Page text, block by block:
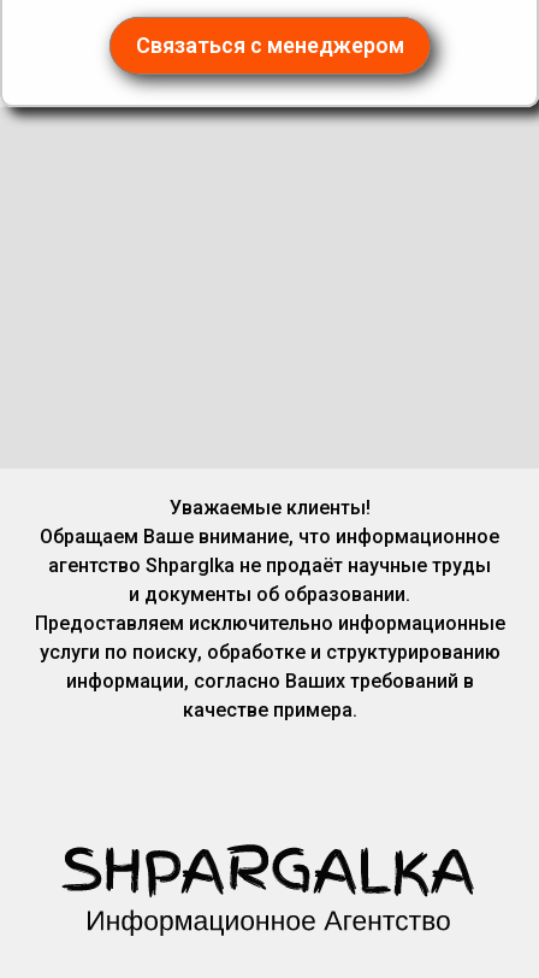
Связаться с менеджером
Уважаемые клиенты!
Обращаем Ваше внимание, что информационное
агентство Shparglka не продаёт научные труды
и документы об образовании.
Предоставляем исключительно информационные
услуги по поиску, обработке и структурированию
информации, согласно Ваших требований в
качестве примера.